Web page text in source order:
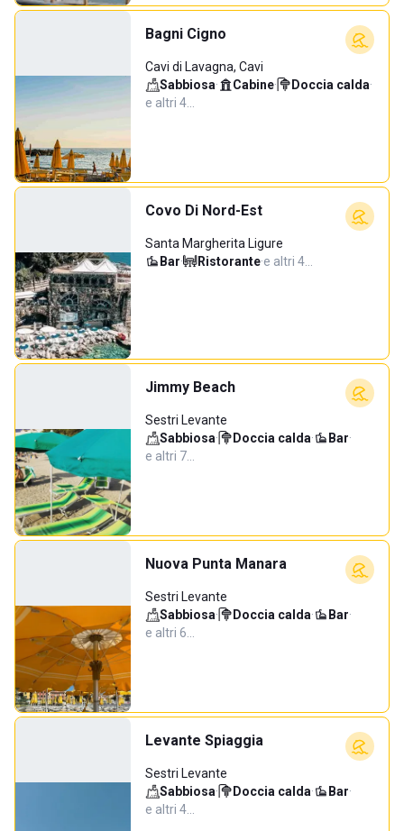
Bagni Cigno
Cavi di Lavagna, Cavi
Sabbiosa· Cabine· Doccia calda·
e altri 4…
Covo Di Nord-Est
Santa Margherita Ligure
Bar· Ristorante·e altri 4…
Jimmy Beach
Sestri Levante
Sabbiosa· Doccia calda· Bar·
e altri 7…
Nuova Punta Manara
Sestri Levante
Sabbiosa· Doccia calda· Bar·
e altri 6…
Levante Spiaggia
Sestri Levante
Sabbiosa· Doccia calda· Bar·
e altri 4…